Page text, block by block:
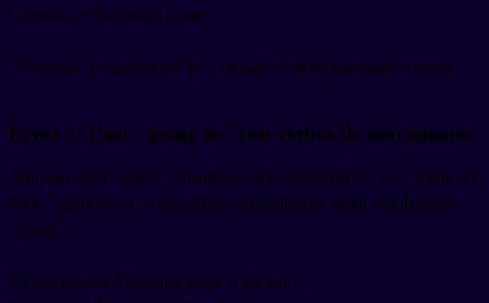
Correcto: ✓ I'm going to eat
"Going to" ya incluye el "to", así que el verbo principal va sin él.
Error 5: Usar "going to" con verbos de movimiento
Aquí hay algo curioso. Cuando el verbo principal es "go", suena raro
decir "going to go". Los nativos generalmente dicen simplemente
"going":
Menos natural: I'm going to go to the store